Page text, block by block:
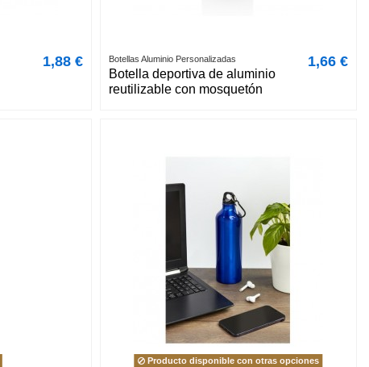
1,88 € Botellas Aluminio Personalizadas
Botella deportiva de aluminio
reutilizable con mosquetón
1,66 €
Producto disponible con otras opciones